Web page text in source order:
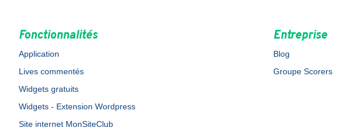
Fonctionnalités
Application
Lives commentés
Widgets gratuits
Widgets - Extension Wordpress
Site internet MonSiteClub
Entreprise
Blog
Groupe Scorers